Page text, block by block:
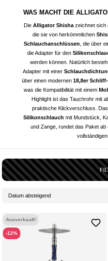
WAS MACHT DIE
Die Alligator Shisha zeichnet sich
die sie von herkömmlichen
Schlauchanschlüssen , die über
die Adapter für den
werden können. Natürlich
Adapter mit einer
über einen modernen 18,8er
was die Kompatibilität mit einem
Highlight ist das Tauchrohr mit
praktische Klickverschluss.
Silikonschlauch mit Mundstück ,
und Zange, rundet das Paket
Ausverkauft!
-12%